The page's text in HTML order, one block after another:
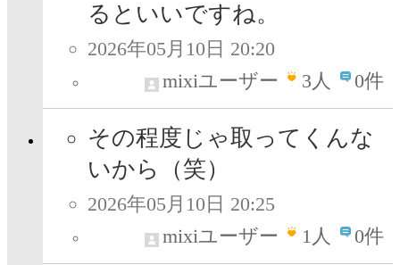
るといいですね。
2026年05月10日 20:20
mixiユーザー
3人 0件
その程度じゃ取ってくんな
いから（笑）
2026年05月10日 20:25
mixiユーザー
1人 0件